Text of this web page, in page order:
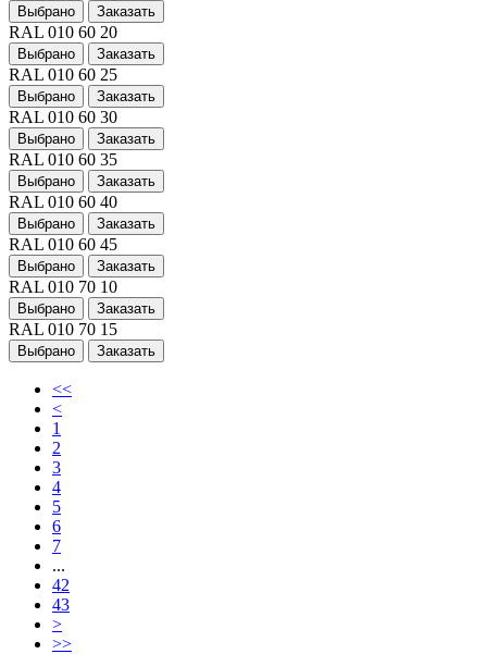
Выбрано Заказать
RAL 010 60 20
Выбрано Заказать
RAL 010 60 25
Выбрано Заказать
RAL 010 60 30
Выбрано Заказать
RAL 010 60 35
Выбрано Заказать
RAL 010 60 40
Выбрано Заказать
RAL 010 60 45
Выбрано Заказать
RAL 010 70 10
Выбрано Заказать
RAL 010 70 15
Выбрано Заказать
<<
<
1
2
3
4
5
6
7
...
42
43
>
>>